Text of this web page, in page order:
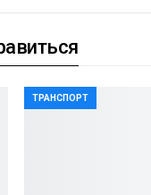
ТРАНСПОРТ